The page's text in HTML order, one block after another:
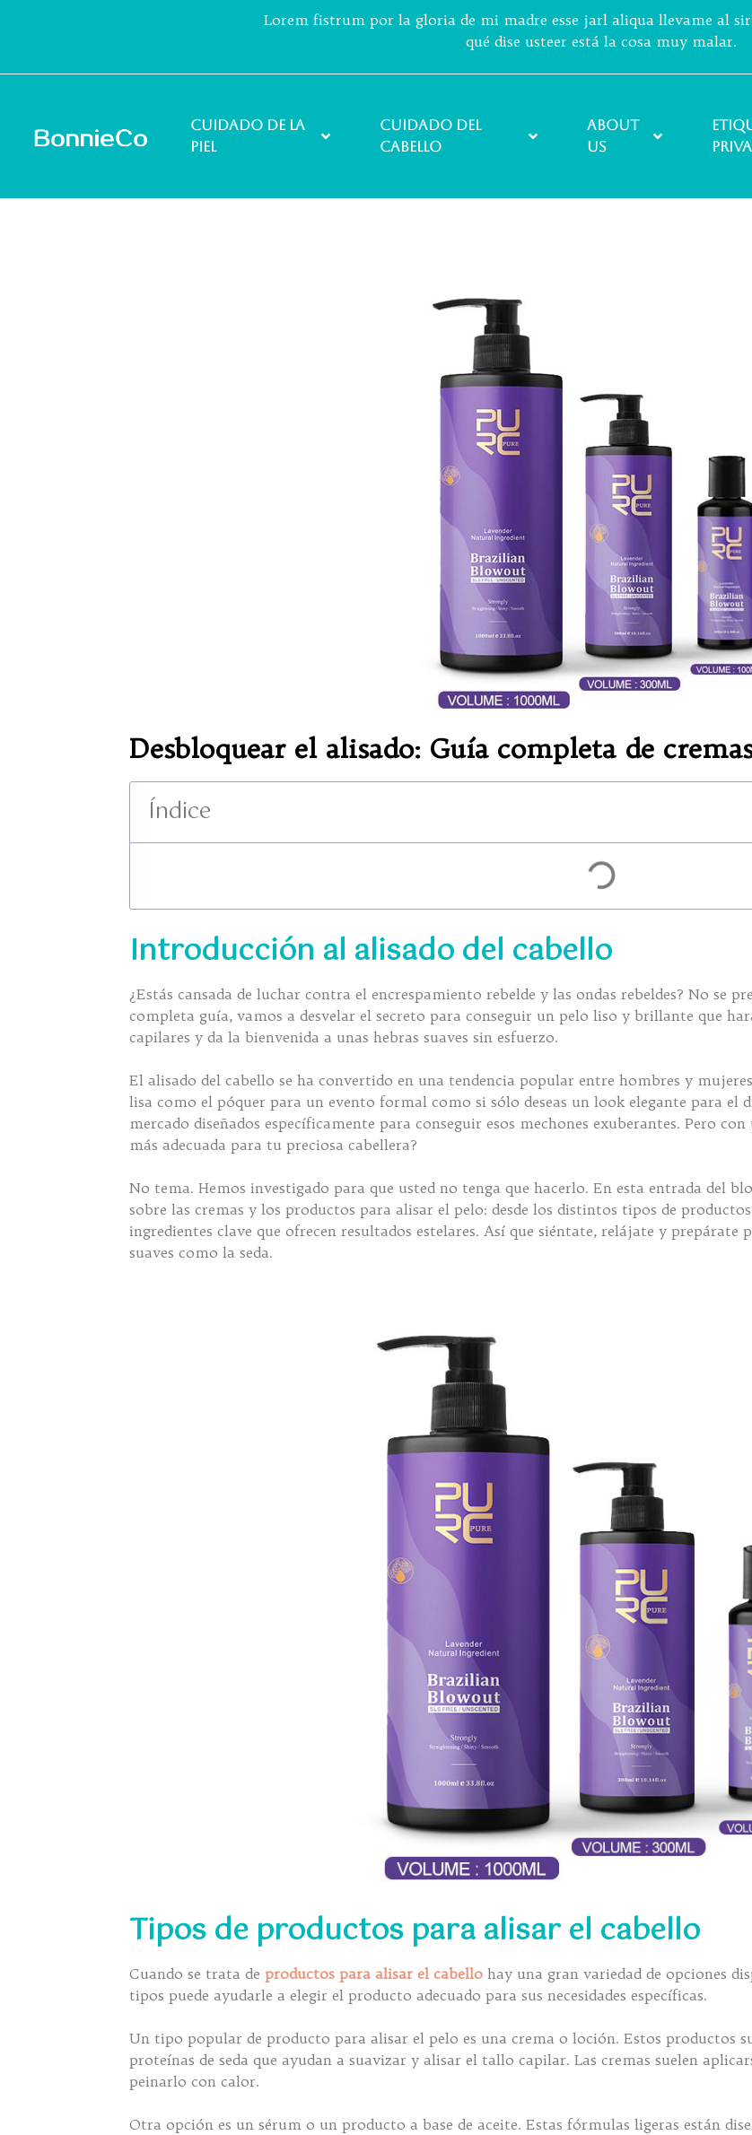
Lorem fistrum por la gloria de mi madre esse jarl aliqua llevame al
qué dise usteer está la cosa muy malar.
Cuidado de la
piel
Cuidado del
cabello
About
Us
Desbloquear el alisado: Guía completa de
Índice
Introducción al alisado del cabello
¿Estás cansada de luchar contra el encrespamiento rebelde y las ondas rebeldes? No se
completa guía, vamos a desvelar el secreto para conseguir un pelo liso y brillante que
capilares y da la bienvenida a unas hebras suaves sin esfuerzo.
El alisado del cabello se ha convertido en una tendencia popular entre hombres y
lisa como el póquer para un evento formal como si sólo deseas un look elegante para el
mercado diseñados específicamente para conseguir esos mechones exuberantes. Pero
más adecuada para tu preciosa cabellera?
No tema. Hemos investigado para que usted no tenga que hacerlo. En esta entrada del
sobre las cremas y los productos para alisar el pelo: desde los distintos tipos de
ingredientes clave que ofrecen resultados estelares. Así que siéntate, relájate y prepárate
suaves como la seda.
Tipos de productos para alisar el cabello
Cuando se trata deproductos para alisar el cabello hay una gran variedad de opciones
tipos puede ayudarle a elegir el producto adecuado para sus necesidades específicas.
Un tipo popular de producto para alisar el pelo es una crema o loción. Estos productos
proteínas de seda que ayudan a suavizar y alisar el tallo capilar. Las cremas suelen
peinarlo con calor.
Otra opción es un sérum o un producto a base de aceite. Estas fórmulas ligeras están